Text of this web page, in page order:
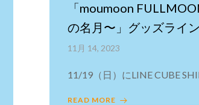
「moumoon
の名月〜」グッズライ
11月 14, 2023
11/19（日）にLINE CUBE
READ MORE